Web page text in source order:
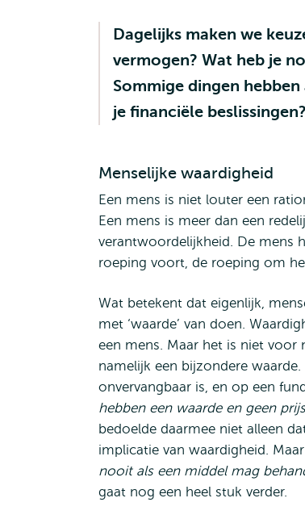
Dagelijks maken we
vermogen? Wat heb je
Sommige dingen
je financiële beslissingen?
Menselijke waardigheid
Een mens is niet louter een
Een mens is meer dan een
verantwoordelijkheid. De mens
roeping voort, de roeping om
Wat betekent dat eigenlijk,
met ‘waarde’ van doen.
een mens. Maar het is niet
namelijk een bijzondere
onvervangbaar is, en op een
hebben een waarde en geen prijs
bedoelde daarmee niet alleen
implicatie van waardigheid.
nooit als een middel mag
gaat nog een heel stuk verder.